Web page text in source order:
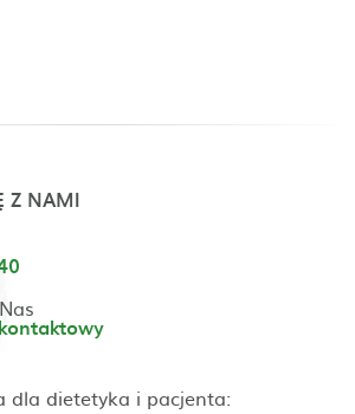
Z NAMI
dla dietetyka i pacjenta: